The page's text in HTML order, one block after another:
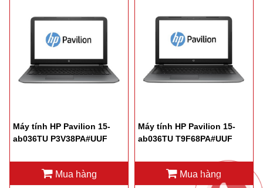
Máy tính HP Pavilion 15-
ab036TU P3V38PA#UUF
Mua hàng
Máy tính HP Pavilion 15-
ab036TU T9F68PA#UUF
Mua hàng